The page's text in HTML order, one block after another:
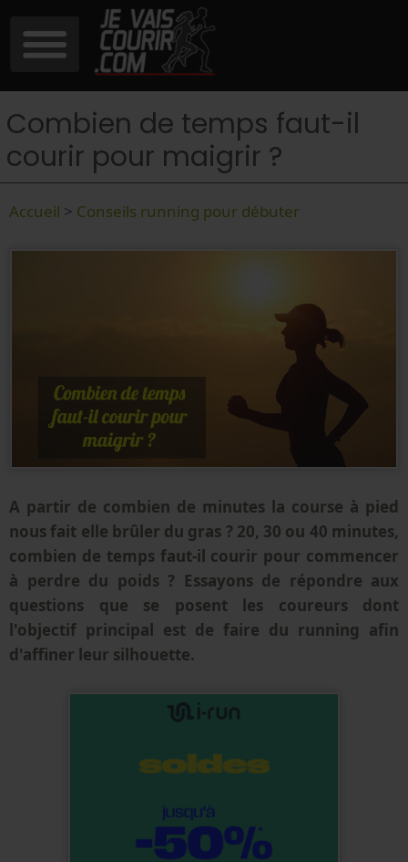
Combien de temps faut-il
courir pour maigrir ?
Accueil > Conseils running pour débuter
A partir de combien de minutes la course à pied
nous fait elle brûler du gras ? 20, 30 ou 40 minutes,
combien de temps faut-il courir pour commencer
à perdre du poids ? Essayons de répondre aux
questions que se posent les coureurs dont
l'objectif principal est de faire du running afin
d'affiner leur silhouette.